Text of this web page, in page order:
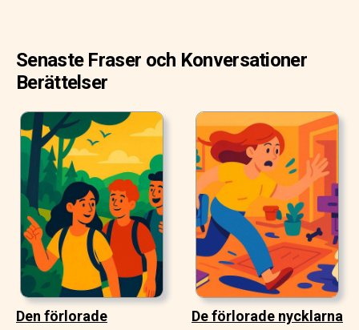
Senaste Fraser och Konversationer
Berättelser
Den förlorade
De förlorade nycklarna